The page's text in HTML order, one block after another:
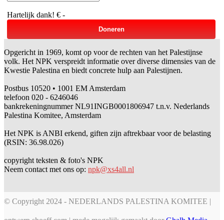
Hartelijk dank!€ -
Doneren
Opgericht in 1969, komt op voor de rechten van het Palestijnse
volk. Het NPK verspreidt informatie over diverse dimensies van de
Kwestie Palestina en biedt concrete hulp aan Palestijnen.
Postbus 10520 • 1001 EM Amsterdam
telefoon 020 - 6246046
bankrekeningnummer NL91INGB0001806947 t.n.v. Nederlands
Palestina Komitee, Amsterdam
Het NPK is ANBI erkend, giften zijn aftrekbaar voor de belasting
(RSIN: 36.98.026)
copyright teksten & foto's NPK
Neem contact met ons op: npk@xs4all.nl
© Copyright 2024 - NEDERLANDS PALESTINA KOMITEE |